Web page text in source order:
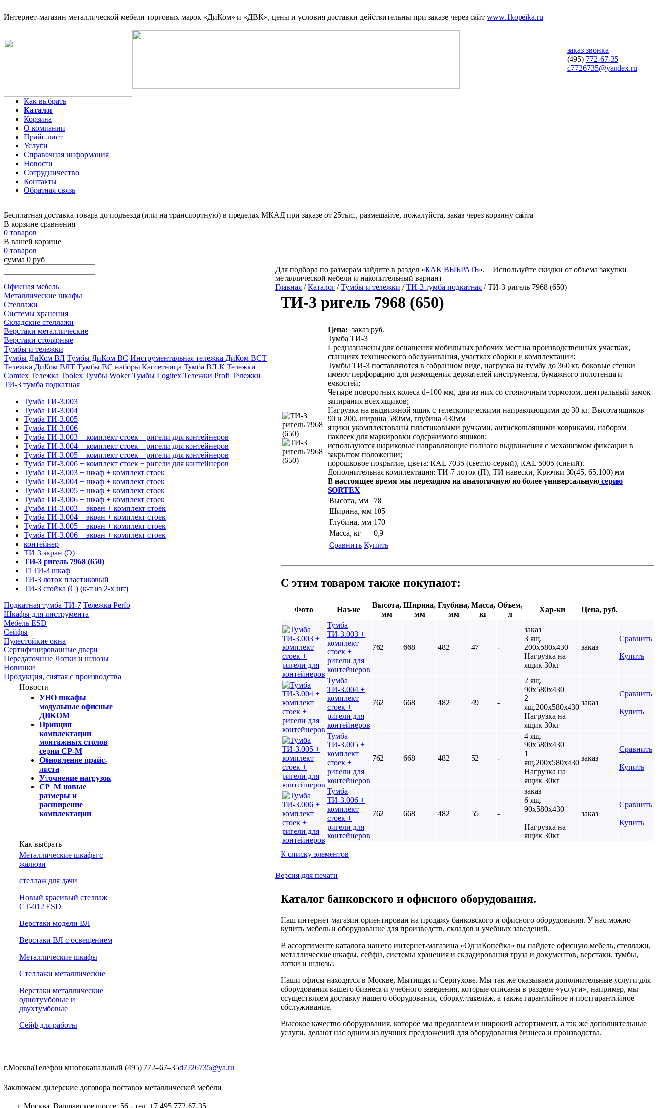
Интернет-магазин металлической мебели торговых марок «ДиКом» и «ДВК», цены и условия доставки действительны при заказе через сайт www.1kopeika.ru
заказ звонка
(495) 772-67-35
d7726735@yandex.ru
Как выбрать
Каталог
Корзина
О компании
Прайс-лист
Услуги
Справочная информация
Новости
Сотрудничество
Контакты
Обратная связь
Бесплатная доставка товара до подъезда (или на транспортную) в пределах МКАД при заказе от 25тыс., размещайте, пожалуйста, заказ через корзину сайта
В корзине сравнения
0 товаров
В вашей корзине
0 товаров
сумма 0 руб
Офисная мебель
Металлические шкафы
Стеллажи
Системы хранения
Складские стеллажи
Верстаки металлические
Верстаки столярные
Тумбы и тележки
Тумбы ДиКом ВЛ Тумбы ДиКом ВС Инструментальная тележка ДиКом ВСТ
Тележка ДиКом ВЛТ Тумбы ВС наборы Кассетница Тумба ВЛ-К Тележки
Comtex Тележка Toolex Тумбы Woker Тумбы Logitex Тележки Profi Тележки
ТИ-3 тумба подкатная
Тумба ТИ-3.003
Тумба ТИ-3.004
Тумба ТИ-3.005
Тумба ТИ-3.006
Тумба ТИ-3.003 + комплект стоек + ригели для контейнеров
Тумба ТИ-3.004 + комплект стоек + ригели для контейнеров
Тумба ТИ-3.005 + комплект стоек + ригели для контейнеров
Тумба ТИ-3.006 + комплект стоек + ригели для контейнеров
Тумба ТИ-3.003 + шкаф + комплект стоек
Тумба ТИ-3.004 + шкаф + комплект стоек
Тумба ТИ-3.005 + шкаф + комплект стоек
Тумба ТИ-3.006 + шкаф + комплект стоек
Тумба ТИ-3.003 + экран + комплект стоек
Тумба ТИ-3.004 + экран + комплект стоек
Тумба ТИ-3.005 + экран + комплект стоек
Тумба ТИ-3.006 + экран + комплект стоек
контейнер
ТИ-3 экран (Э)
ТИ-3 ригель 7968 (650)
Т1ТИ-3 шкаф
ТИ-3 лоток пластиковый
ТИ-3 стойка (С) (к-т из 2-х шт)
Подкатная тумба ТИ-7 Тележка Perfo
Шкафы для инструмента
Мебель ESD
Сейфы
Пулестойкие окна
Сертифицированные двери
Передаточные Лотки и шлюзы
Новинки
Продукция, снятая с производства
Новости
УНО шкафы
модульные офисные
ДИКОМ
Принцип
комплектации
монтажных столов
серии СР-М
Обновление прайс-
листа
Уточнение нагрузок
СР_М новые
размеры и
расширение
комплектации
Как выбрать
Металлические шкафы с
жалюзи
cтеллаж для дачи
Новый красивый стеллаж
СТ-012 ESD
Верстаки модели ВЛ
Верстаки ВЛ с освещением
Металлические шкафы
Стеллажи металлические
Верстаки металлические
однотумбовые и
двухтумбовые
Сейф для работы
Для подбора по размерам зайдите в раздел «КАК ВЫБРАТЬ».
Используйте скидки от объема закупки
металлической мебели и накопительный вариант
Главная /Каталог /Тумбы и тележки /ТИ-3 тумба подкатная / ТИ-3 ригель 7968 (650)
ТИ-3 ригель 7968 (650)
Цена: заказ руб.
Тумба ТИ-3
Предназначены для оснащения мобильных рабочих мест на производственных участках,
станциях технического обслуживания, участках сборки и комплектации:
Тумбы ТИ-3 поставляются в собранном виде, нагрузка на тумбу до 360 кг, боковые стенки
имеют перфорацию для размещения держателей инструмента, бумажного полотенца и
емкостей;
Четыре поворотных колеса d=100 мм, два из них со стояночным тормозом, центральный замок
запирания всех ящиков;
Нагрузка на выдвижной ящик с телескопическими направляющими до 30 кг. Высота ящиков
90 и 200, ширина 580мм, глубина 430мм
ящики укомплектованы пластиковыми ручками, антискользящими ковриками, набором
наклеек для маркировки содержимого ящиков;
используются шариковые направляющие полного выдвижения с механизмом фиксации в
закрытом положении;
порошковое покрытие, цвета: RAL 7035 (светло-серый), RAL 5005 (синий).
Дополнительная комплектация: ТИ-7 лоток (П), ТИ навески, Крючки 30(45, 65,100) мм
В настоящее время мы переходим на аналогичную но более универсальную серию
SORTEX
Высота, мм
78
Ширина, мм 105
Глубина, мм 170
Масса, кг
0,9
Сравнить Купить
С этим товаром также покупают:
Фото Наз-ие
Высота,
мм
Ширина,
мм
Глубина,
мм
Масса,
кг
Объем,
л
Хар-ки
Цена, руб.
Тумба
ТИ-3.003 +
комплект
стоек +
ригели для
контейнеров
762 668 482 47 -
заказ
3 ящ.
200х580х430
Нагрузка на
ящик 30кг
заказ
Сравнить
Купить
Тумба
ТИ-3.004 +
комплект
стоек +
ригели для
контейнеров
762 668 482 49 -
2 ящ.
90х580х430
2
ящ.200х580х430
Нагрузка на
ящик 30кг
заказ
Сравнить
Купить
Тумба
ТИ-3.005 +
комплект
стоек +
ригели для
контейнеров
762 668 482 52 -
4 ящ.
90х580х430
1
ящ.200х580х430
Нагрузка на
ящик 30кг
заказ
Сравнить
Купить
Тумба
ТИ-3.006 +
комплект
стоек +
ригели для
контейнеров
762 668 482 55 -
заказ
6 ящ.
90х580х430
Нагрузка на
ящик 30кг
заказ
Сравнить
Купить
К списку элементов
Версия для печати
Каталог банковского и офисного оборудования.
Наш интернет-магазин ориентирован на продажу банковского и офисного оборудования. У нас можно
купить мебель и оборудование для производств, складов и учебных заведений.
В ассортименте каталога нашего интернет-магазина «ОднаКопейка» вы найдете офисную мебель, стеллажи,
металлические шкафы, сейфы, системы хранения и складирования груза и документов, верстаки, тумбы,
лотки и шлюзы.
Наши офисы находятся в Москве, Мытищах и Серпухове. Мы так же оказываем дополнительные услуги для
оборудования вашего бизнеса и учебного заведения, которые описаны в разделе «услуги», например, мы
осуществляем доставку нашего оборудования, сборку, такелаж, а также гарантийное и постгарантийное
обслуживание.
Высокое качество оборудования, которое мы предлагаем и широкий ассортимент, а так же дополнительные
услуги, делают нас одним из лучших предложений для оборудования бизнеса и производства.
г.МоскваТелефон многоканальный (495) 772‒67‒35d7726735@ya.ru
Заключаем дилерские договора поставок металлической мебели
г. Москва, Варшавское шоссе, 56 - тел. +7 495 772-67-35